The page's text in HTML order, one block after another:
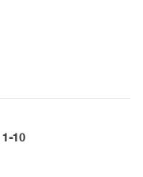
1-10